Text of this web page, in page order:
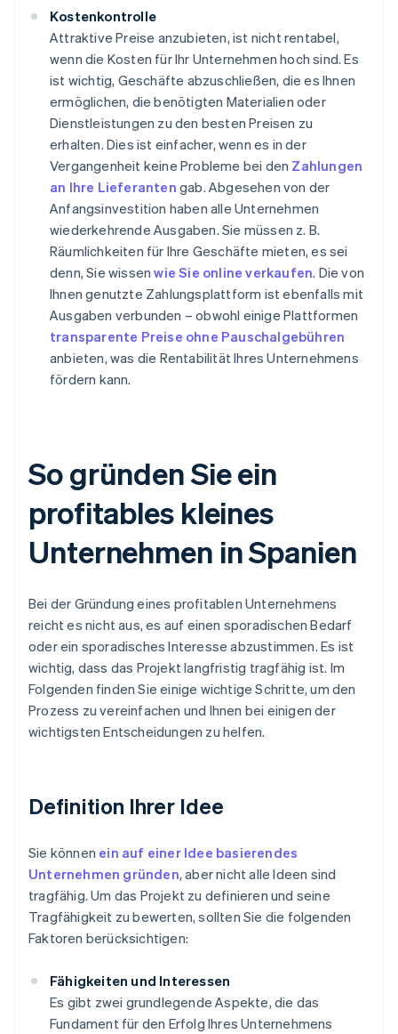
Kostenkontrolle
Attraktive Preise anzubieten, ist nicht rentabel,
wenn die Kosten für Ihr Unternehmen hoch sind. Es
ist wichtig, Geschäfte abzuschließen, die es Ihnen
ermöglichen, die benötigten Materialien oder
Dienstleistungen zu den besten Preisen zu
erhalten. Dies ist einfacher, wenn es in der
Vergangenheit keine Probleme bei den Zahlungen
an Ihre Lieferanten gab. Abgesehen von der
Anfangsinvestition haben alle Unternehmen
wiederkehrende Ausgaben. Sie müssen z. B.
Räumlichkeiten für Ihre Geschäfte mieten, es sei
denn, Sie wissenwie Sie online verkaufen. Die von
Ihnen genutzte Zahlungsplattform ist ebenfalls mit
Ausgaben verbunden – obwohl einige Plattformen
transparente Preise ohne Pauschalgebühren
anbieten, was die Rentabilität Ihres Unternehmens
fördern kann.
So gründen Sie ein
profitables kleines
Unternehmen in Spanien
Bei der Gründung eines profitablen Unternehmens
reicht es nicht aus, es auf einen sporadischen Bedarf
oder ein sporadisches Interesse abzustimmen. Es ist
wichtig, dass das Projekt langfristig tragfähig ist. Im
Folgenden finden Sie einige wichtige Schritte, um den
Prozess zu vereinfachen und Ihnen bei einigen der
wichtigsten Entscheidungen zu helfen.
Definition Ihrer Idee
Sie können ein auf einer Idee basierendes
Unternehmen gründen, aber nicht alle Ideen sind
tragfähig. Um das Projekt zu definieren und seine
Tragfähigkeit zu bewerten, sollten Sie die folgenden
Faktoren berücksichtigen:
Fähigkeiten und Interessen
Es gibt zwei grundlegende Aspekte, die das
Fundament für den Erfolg Ihres Unternehmens